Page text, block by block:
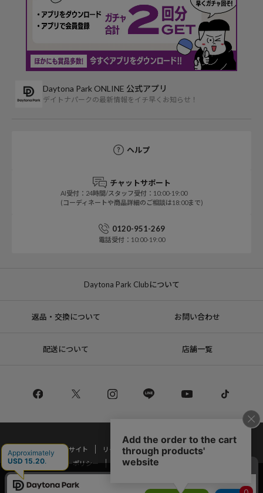
Daytona Park ONLINE 公式アプリ
デイトナパークの最新情報をイチ早くお知らせ！
ヘルプ
チャットサポート
AI受付：24時間/スタッフ受付：10:00-19:00
(コーディネートや商品詳細のご相談は18:00まで)
0120-951-269
電話受付：10:00-19:00
Daytona Park Clubについて
返品・交換について お問い合わせ
配送について 店舗一覧
コーポレートサイト リクルート
サステナブルマークについて
プライバシーポリシー
特定商取引法・古物営業法に基づく表記
当サイトでは利用体験の向上およびコンテンツの最適な提供、トラフィック